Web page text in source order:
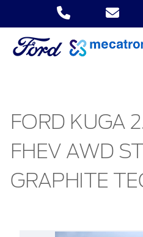
FORD KUGA
FHEV AWD
GRAPHITE